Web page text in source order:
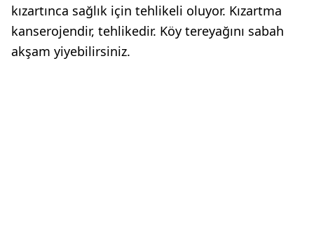
kızartınca sağlık için tehlikeli oluyor. Kızartma
kanserojendir, tehlikedir. Köy tereyağını sabah
akşam yiyebilirsiniz.